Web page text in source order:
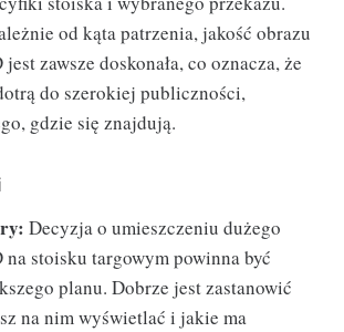
od kąta patrzenia, jakość obrazu
zawsze doskonała, co oznacza, że
do szerokiej publiczności,
gdzie się znajdują.
Decyzja o umieszczeniu dużego
na stoisku targowym powinna być
planu. Dobrze jest zastanowić
na nim wyświetlać i jakie ma